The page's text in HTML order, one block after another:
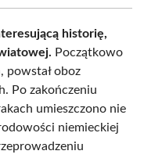
historię,
Początkowo
powstał oboz
Po zakończeniu
umieszczono nie
niemieckiej